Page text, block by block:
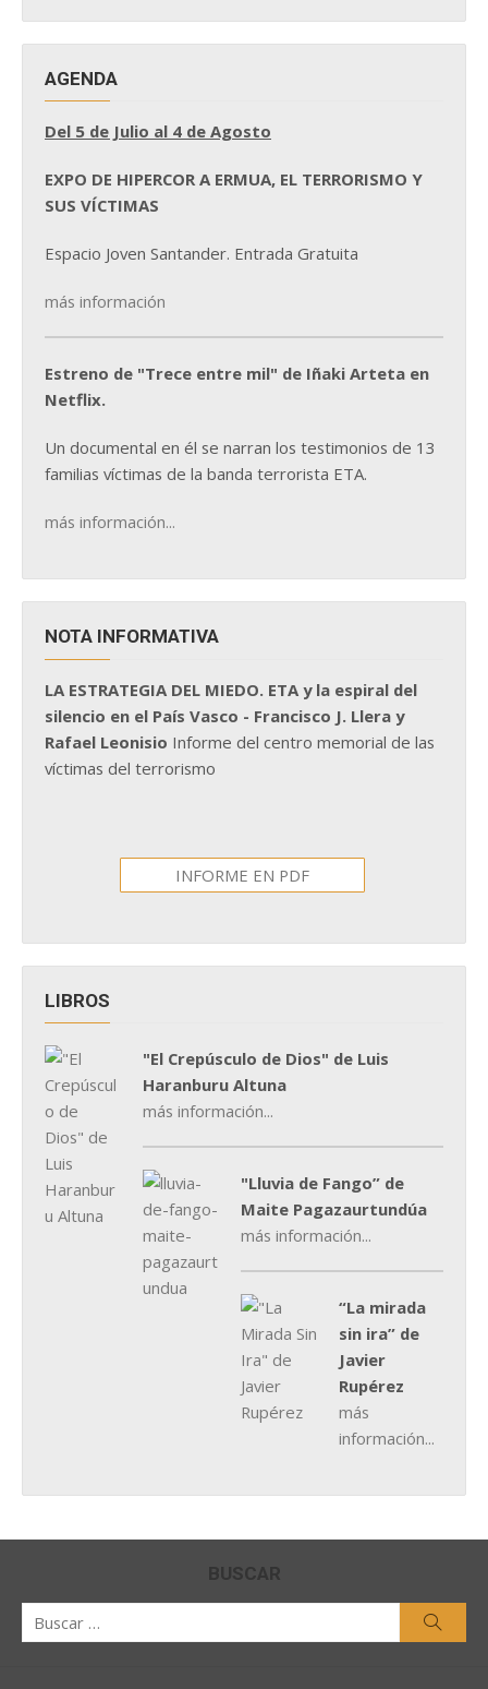
AGENDA
Del 5 de Julio al 4 de Agosto
EXPO DE HIPERCOR A ERMUA, EL TERRORISMO Y
SUS VÍCTIMAS
Espacio Joven Santander. Entrada Gratuita
más información
Estreno de "Trece entre mil" de Iñaki Arteta en
Netflix.
Un documental en él se narran los testimonios de 13
familias víctimas de la banda terrorista ETA.
más información...
NOTA INFORMATIVA
LA ESTRATEGIA DEL MIEDO. ETA y la espiral del
silencio en el País Vasco - Francisco J. Llera y
Rafael Leonisio Informe del centro memorial de las
víctimas del terrorismo
INFORME EN PDF
LIBROS
"El Crepúsculo de Dios" de Luis
Haranburu Altuna
más información...
"Lluvia de Fango” de
Maite Pagazaurtundúa
más información...
“La mirada
sin ira” de
Javier
Rupérez
más
información...
BUSCAR